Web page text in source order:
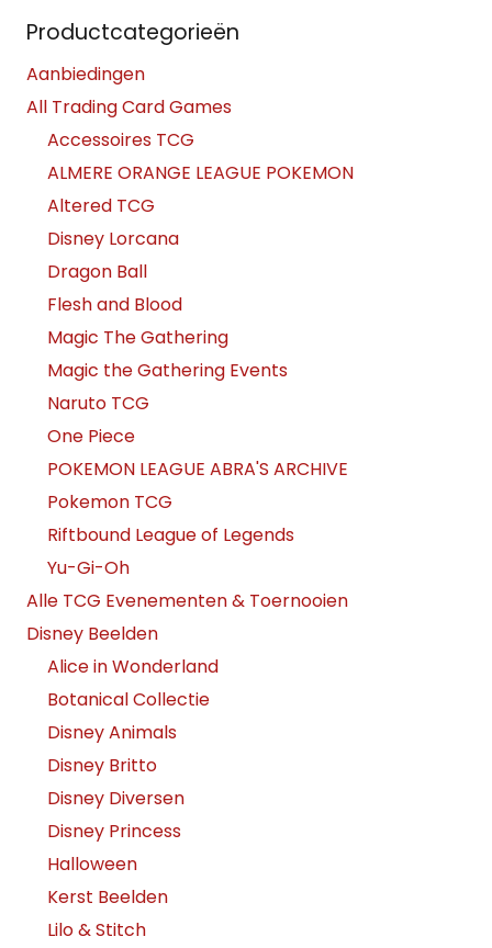
Productcategorieën
Aanbiedingen
All Trading Card Games
Accessoires TCG
ALMERE ORANGE LEAGUE POKEMON
Altered TCG
Disney Lorcana
Dragon Ball
Flesh and Blood
Magic The Gathering
Magic the Gathering Events
Naruto TCG
One Piece
POKEMON LEAGUE ABRA'S ARCHIVE
Pokemon TCG
Riftbound League of Legends
Yu-Gi-Oh
Alle TCG Evenementen & Toernooien
Disney Beelden
Alice in Wonderland
Botanical Collectie
Disney Animals
Disney Britto
Disney Diversen
Disney Princess
Halloween
Kerst Beelden
Lilo & Stitch